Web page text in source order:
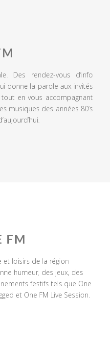
Des rendez-vous d’info
donne la parole aux invités
en vous accompagnant
musiques des années 80’s
FM
et loisirs de la région
humeur, des jeux, des
festifs tels que One
et One FM Live Session.